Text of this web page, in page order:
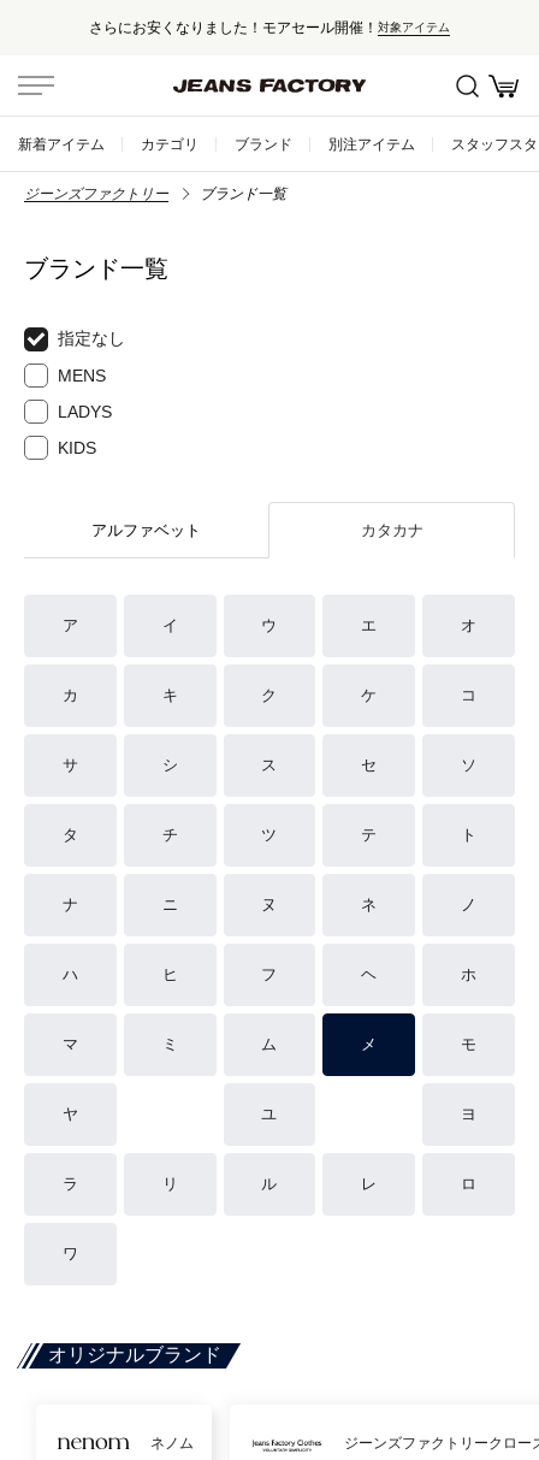
さらにお安くなりました！モアセール開催！ 対象アイテム
新着アイテム カテゴリ ブランド 別注アイテム スタッフス
ジーンズファクトリー ブランド一覧
ブランド一覧
指定なし
MENS
LADYS
KIDS
アルファベット カタカナ
ア イ ウ エ オ
カ キ ク ケ コ
サ シ ス セ ソ
タ チ ツ テ ト
ナ ニ ヌ ネ ノ
ハ ヒ フ ヘ ホ
マ ミ ム メ モ
ヤ ユ ヨ
ラ リ ル レ ロ
ワ
オリジナルブランド
ネノム ジーンズファクトリークロー